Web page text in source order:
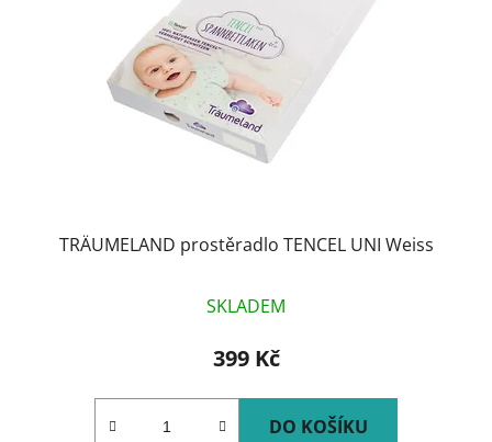
TRÄUMELAND prostěradlo TENCEL UNI Weiss
SKLADEM
399 Kč
DO KOŠÍKU